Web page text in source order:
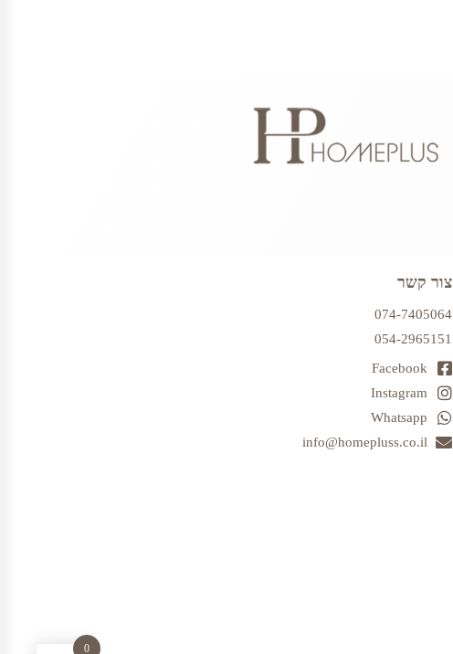
צור קשר
074-7405064
054-2965151
Facebook
Instagram
Whatsapp
info@homepluss.co.il
0